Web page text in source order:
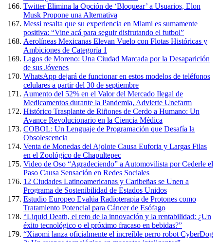
Twitter Elimina la Opción de ‘Bloquear’ a Usuarios, Elon
Musk Propone una Alternativa
Messi resalta que su experiencia en Miami es sumamente
positiva: “Vine acá para seguir disfrutando el futbol”
Aerolíneas Mexicanas Elevan Vuelo con Flotas Históricas y
Ambiciones de Categoría 1
Lagos de Moreno: Una Ciudad Marcada por la Desaparición
de sus Jóvenes
WhatsApp dejará de funcionar en estos modelos de teléfonos
celulares a partir del 30 de septiembre
Aumento del 52% en el Valor del Mercado Ilegal de
Medicamentos durante la Pandemia, Advierte Unefarm
Histórico Trasplante de Riñones de Cerdo a Humano: Un
Avance Revolucionario en la Ciencia Médica
COBOL: Un Lenguaje de Programación que Desafía la
Obsolescencia
Venta de Monedas del Ajolote Causa Euforia y Largas Filas
en el Zoológico de Chapultepec
Video de Oso “Agradeciendo” a Automovilista por Cederle el
Paso Causa Sensación en Redes Sociales
12 Ciudades Latinoamericanas y Caribeñas se Unen a
Programa de Sostenibilidad de Estados Unidos
Estudio Europeo Evalúa Radioterapia de Protones como
Tratamiento Potencial para Cáncer de Esófago
“Liquid Death, el reto de la innovación y la rentabilidad: ¿Un
éxito tecnológico o el próximo fracaso en bebidas?”
“Xiaomi lanza oficialmente el increíble perro robot CyberDog